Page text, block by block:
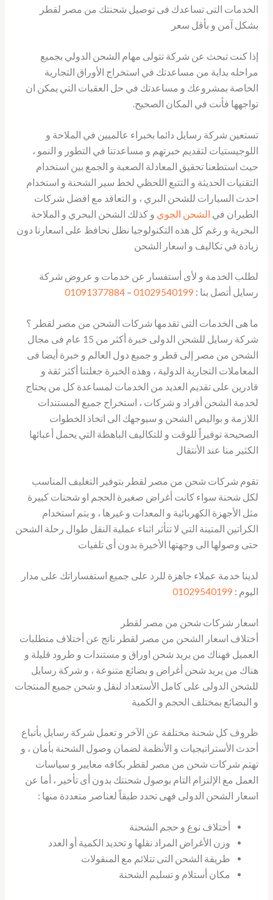
الخدمات التى تساعدك فى توصيل شحنتك من مصر لقطر
بشكل آمن و بأقل سعر
إذا كنت تبحث عن شركة تتولى مهام الشحن الدولي بجميع
مراحله بداية من مساعدتك في استخراج الأوراق التجارية
الخاصة بمشروعك و مساعدتك في حل العقبات التي يمكن ان
تواجهها فأنت في المكان الصحيح.
تستعين شركة رسايل دائما بخبراء عالميين في الملاحة و
اللوجيستيات لتقديم خبرتهم و مساعدتنا في التطور و النمو ،
حيث استطعنا تحقيق المعادلة الصعبة و الجمع بين استخدام
التقنيات الحديثة و التتبع اللحظي لخط سير الشحنة و استخدام
احدث السيارات للشحن البري ، و التعاقد مع افضل شركات
الطيران في الشحن الجوي و كذلك الشحن البحري و الملاحة
البحرية و رغم كل هذه التكنولوجيا نظل نحافظ على اسعارنا دون
زيادة في تكاليف و اسعار الشحن
لطلب الخدمة و لأى أستفسار عن خدمات و عروض شركة
رسايل أتصل بنا : 01029540199
–
01091377884
ما هى الخدمات التى تقدمها شركات الشحن من مصر لقطر ؟
شركة رسايل للشحن الدولى خبرة أكثر من 15 عام فى مجال
الشحن من مصر إلى قطر و جميع دول العالم و خبرة أيضا فى
المعاملات التجارية الدولية ، وهذه الخبرة جعلتنا أكثر ثقة و
قادرين على تقديم العديد من الخدمات لمساعدة كل من يحتاج
لخدمة الشحن أفراد و شركات ، استخراج جميع المستندات
اللازمة و بواليص الشحن و سيوجهك الى اتخاذ الخطوات
الصحيحة توفيراً للوقت و للتكاليف الباهظة التي يحمل أعبائها
الكثير منا عند الأنتقال
تقوم شركات شحن من مصر لقطر بتوفير التغليف المناسب
لكل شحنة سواء كانت أغراض صغيرة الحجم او شحنات كبيرة
مثل الأجهزة الكهربائية و المعدات و غيرها ، و يتم استخدام
الكراتين المتينة التي لا تتأثر اثناء عملية النقل طوال رحلة الشحن
حتى وصولها الى وجهتها الأخيرة بدون أى تلفيات
لدينا خدمة عملاء جاهزة للرد على جميع استفساراتك على مدار
اليوم : 01029540199
اسعار شركات شحن من مصر لقطر
أختلاف اسعار الشحن من مصر لقطر ناتج عن أختلاف متطلبات
العميل فهناك من يريد شحن اوراق و مستندات و طرود قليلة و
هناك من يريد شحن أغراض و بضائع متنوعة ، و شركة رسايل
للشحن الدولى على كامل الأستعداد لنقل و شحن جميع المنتجات
و البضائع بمختلف الحجم و الكمية
ظروف كل شحنة مختلفة عن الآخر و تعمل شركة رسايل بأتباع
أحدث الأستراتيجيات و الأنظمة لضمان وصول الشحنة بأمان ، و
تهتم شركات شحن من مصر لقطر بكافه معايير و سياسات
العمل مع الإلتزام التام بوصول شحنتك بدون أى تأخير ، أما عن
اسعار الشحن الدولى فهى تحدد طبقاً لعناصر متعددة منها :
أختلاف نوع و حجم الشحنة
وزن الأغراض المراد نقلها و تحديد الكمية أو العدد
طريقة الشحن التى تتلائم مع المنقولات
مكان أستلام و تسليم الشحنة